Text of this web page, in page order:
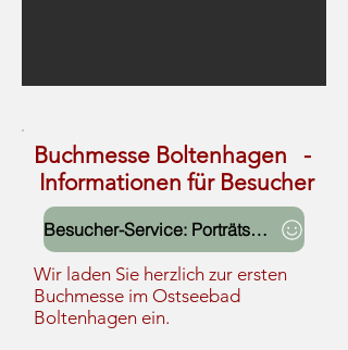
Buchmesse Boltenhagen -
Informationen für Besucher
Besucher-Service: Porträts der Ausstellenden
Wir laden Sie herzlich zur ersten
Buchmesse im Ostseebad
Boltenhagen ein.